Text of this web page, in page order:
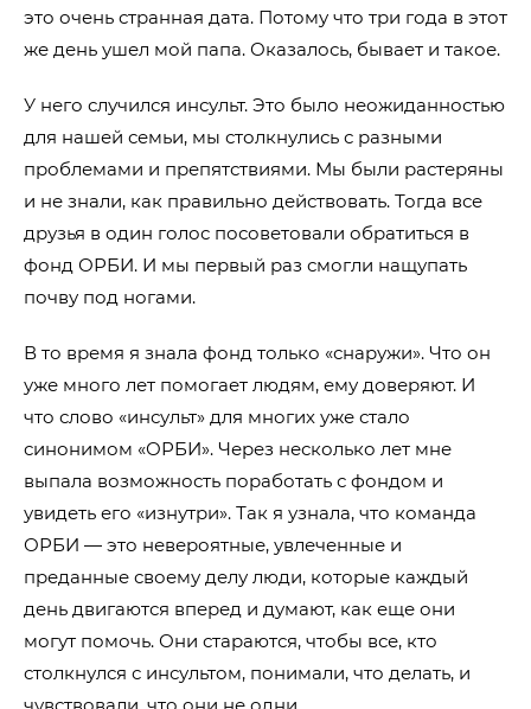
это очень странная дата. Потому что три года в этот
же день ушел мой папа. Оказалось, бывает и такое.
У него случился инсульт. Это было неожиданностью
для нашей семьи, мы столкнулись с разными
проблемами и препятствиями. Мы были растеряны
и не знали, как правильно действовать. Тогда все
друзья в один голос посоветовали обратиться в
фонд ОРБИ. И мы первый раз смогли нащупать
почву под ногами.
В то время я знала фонд только «снаружи». Что он
уже много лет помогает людям, ему доверяют. И
что слово «инсульт» для многих уже стало
синонимом «ОРБИ». Через несколько лет мне
выпала возможность поработать с фондом и
увидеть его «изнутри». Так я узнала, что команда
ОРБИ — это невероятные, увлеченные и
преданные своему делу люди, которые каждый
день двигаются вперед и думают, как еще они
могут помочь. Они стараются, чтобы все, кто
столкнулся с инсультом, понимали, что делать, и